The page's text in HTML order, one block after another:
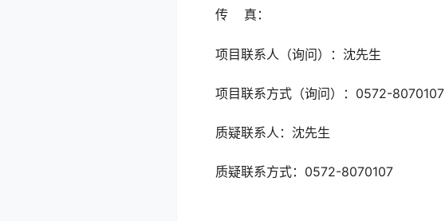
传 真：
项目联系人（询问）：沈先生
项目联系方式（询问）：0572-8070107
质疑联系人：沈先生
质疑联系方式：0572-8070107